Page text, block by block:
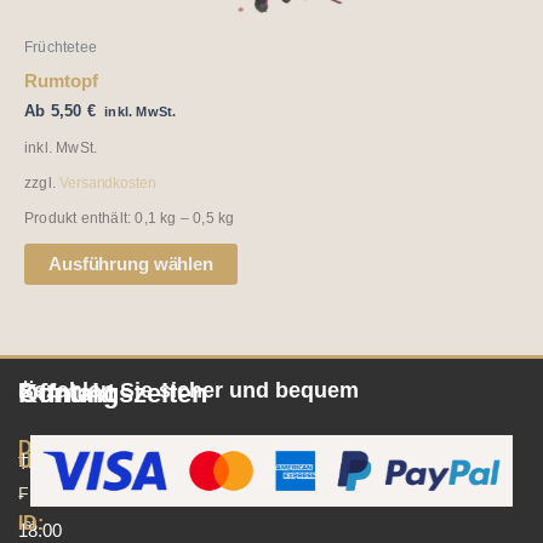
Früchtetee
Rumtopf
Ab 5,50 € inkl. MwSt.
inkl. MwSt.
zzgl.Versandkosten
Produkt enthält: 0,1 kg – 0,5 kg
Ausführung wählen
Tee
Freund
ist
Öffnungszeiten
Dienstag/Donnerstag/Freitag
10:00
-
18:00
Kontakt
Umsatzsteuer-
ID:
Bezahlen Sie sicher und bequem